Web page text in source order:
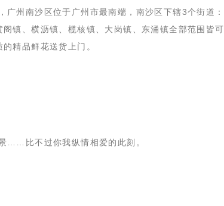
州南沙区位于广州市最南端，南沙区下辖3个街道：
镇、横沥镇、榄核镇、大岗镇、东涌镇全部范围皆可
精品鲜花送货上门。
……比不过你我纵情相爱的此刻。